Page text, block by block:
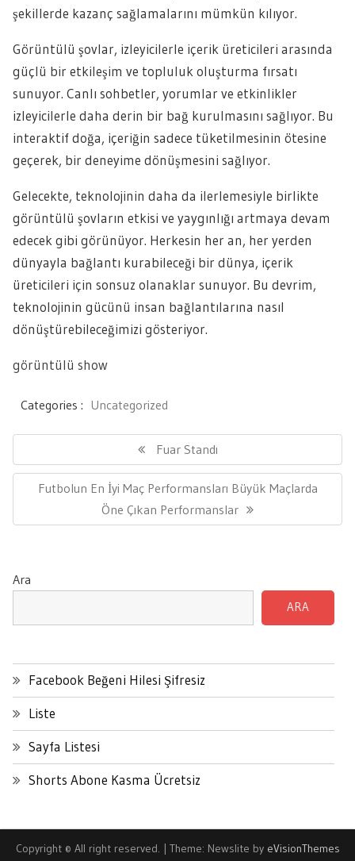
şekillerde kazanç sağlamalarını mümkün kılıyor.
Görüntülü şovlar, izleyicilerle içerik üreticileri arasında
güçlü bir etkileşim ve topluluk oluşturma fırsatı
sunuyor. Canlı sohbetler, yorumlar ve etkinlikler
izleyicilerle daha derin bir bağ kurulmasını sağlıyor. Bu
interaktif doğa, içeriğin sadece tüketilmesinin ötesine
geçerek, bir deneyime dönüşmesini sağlıyor.
Gelecekte, teknolojinin daha da ilerlemesiyle birlikte
görüntülü şovların etkisi ve yaygınlığı artmaya devam
edecek gibi görünüyor. Herkesin her an, her yerden
dünyayla bağlantı kurabileceği bir dünya, içerik
üreticileri için sonsuz olanaklar sunuyor. Bu devrim,
teknolojinin gücünü insan bağlantılarına nasıl
dönüştürebileceğimizi gösteriyor.
görüntülü show
Categories : Uncategorized
Previous
Post:
Fuar Standı
Next
Futbolun En İyi Maç Performansları Büyük Maçlarda
Öne Çıkan Performanslar
Ara
ARA
Facebook Beğeni Hilesi Şifresiz
Liste
Sayfa Listesi
Shorts Abone Kasma Ücretsiz
Copyright © All right reserved. | Theme: Newslite by eVisionThemes